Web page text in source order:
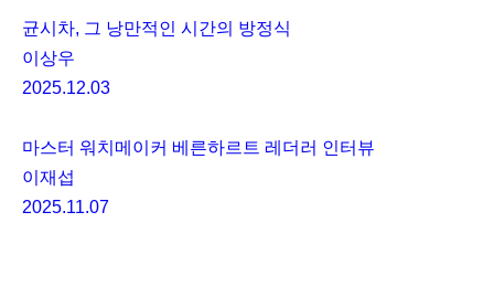
균시차, 그 낭만적인 시간의 방정식
이상우
2025.12.03
마스터 워치메이커 베른하르트 레더러 인터뷰
이재섭
2025.11.07